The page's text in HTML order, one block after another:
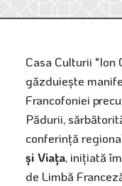
Casa Culturii "Ion
găzduiește
Francofoniei
Pădurii,
conferință
și Viața, inițiată
de Limbă